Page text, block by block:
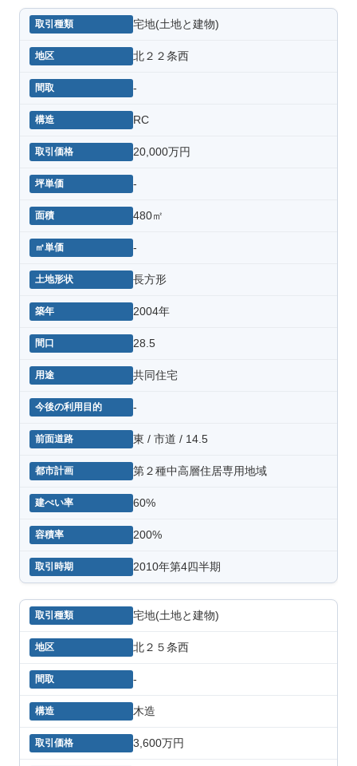
宅地(土地と建物)
北２２条西
-
RC
20,000万円
-
480㎡
-
長方形
2004年
28.5
共同住宅
-
東 / 市道 / 14.5
第２種中高層住居専用地域
60%
200%
2010年第4四半期
宅地(土地と建物)
北２５条西
-
木造
3,600万円